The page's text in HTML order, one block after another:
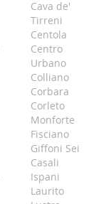
Cava de'
Tirreni
Centola
Centro
Urbano
Colliano
Corbara
Corleto
Monforte
Fisciano
Giffoni Sei
Casali
Ispani
Laurito